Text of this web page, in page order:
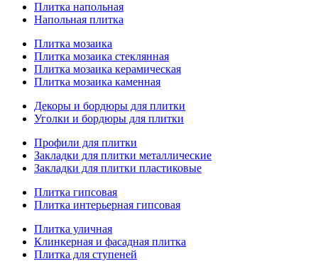
Плитка напольная
Напольная плитка
Плитка мозаика
Плитка мозаика стеклянная
Плитка мозаика керамическая
Плитка мозаика каменная
Декоры и бордюры для плитки
Уголки и бордюры для плитки
Профили для плитки
Закладки для плитки металлические
Закладки для плитки пластиковые
Плитка гипсовая
Плитка интерьерная гипсовая
Плитка уличная
Клинкерная и фасадная плитка
Плитка для ступеней